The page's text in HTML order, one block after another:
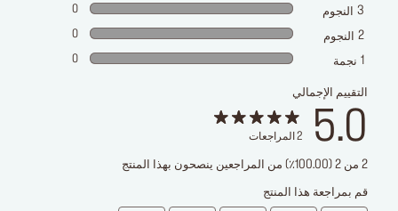
3 النجوم 0
2 النجوم 0
1 نجمة 0
التقييم الإجمالي
5.0
2 المراجعات
2 من 2 (100.00٪) من المراجعين ينصحون بهذا المنتج
قم بمراجعة هذا المنتج